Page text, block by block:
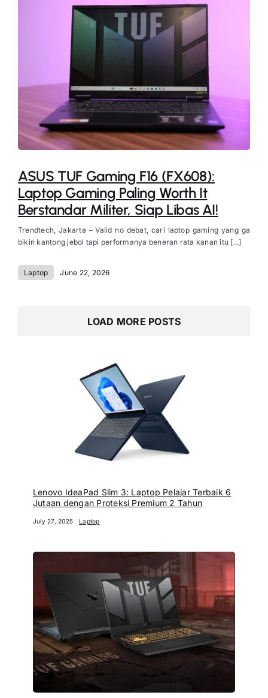
ASUS TUF Gaming F16 (FX608):
Laptop Gaming Paling Worth It
Berstandar Militer, Siap Libas AI!
Trendtech, Jakarta – Valid no debat, cari laptop gaming yang ga
bikin kantong jebol tapi performanya beneran rata kanan itu [...]
Laptop June 22, 2026
LOAD MORE POSTS
Lenovo IdeaPad Slim 3: Laptop Pelajar Terbaik 6
Jutaan dengan Proteksi Premium 2 Tahun
July 27, 2025 Laptop